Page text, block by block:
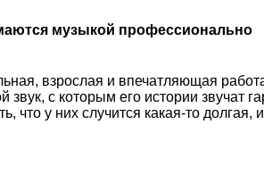
музыкой профессионально
взрослая и впечатляющая
звук, с которым его истории
что у них случится какая-то